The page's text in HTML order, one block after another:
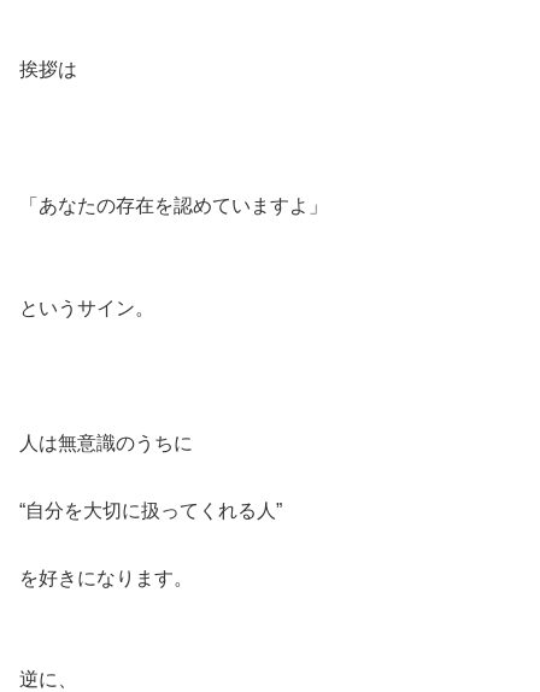
挨拶は
「あなたの存在を認めていますよ」
というサイン。
人は無意識のうちに
“自分を大切に扱ってくれる人”
を好きになります。
逆に、